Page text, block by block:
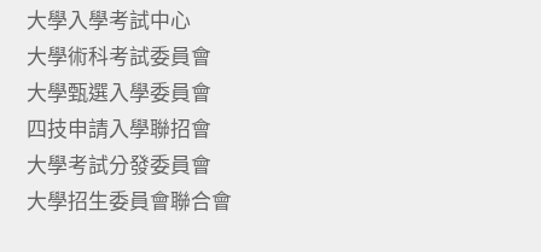
大學入學考試中心
大學術科考試委員會
大學甄選入學委員會
四技申請入學聯招會
大學考試分發委員會
大學招生委員會聯合會